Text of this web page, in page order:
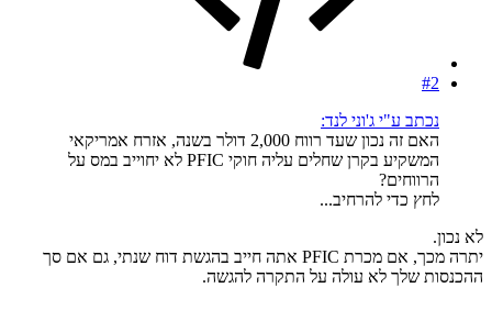
#2
נכתב ע"י ג'וני לנד:
האם זה נכון שעד רווח 2,000 דולר בשנה, אזרח אמריקאי
המשקיע בקרן שחלים עליה חוקי PFIC לא יחוייב במס על
הרווחים?
לחץ כדי להרחיב...
לא נכון.
יתרה מכך, אם מכרת PFIC אתה חייב בהגשת דוח שנתי, גם אם סך
ההכנסות שלך לא עולה על התקרה להגשה.